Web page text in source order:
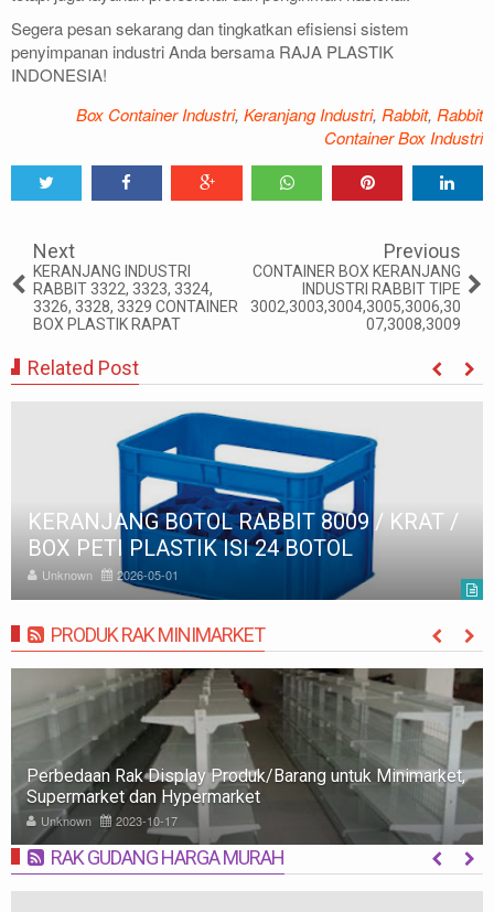
Segera pesan sekarang dan tingkatkan efisiensi sistem
penyimpanan industri Anda bersama RAJA PLASTIK
INDONESIA!
Box Container Industri, Keranjang Industri, Rabbit, Rabbit
Container Box Industri
Next
KERANJANG INDUSTRI
RABBIT 3322, 3323, 3324,
3326, 3328, 3329 CONTAINER
BOX PLASTIK RAPAT
Previous
CONTAINER BOX KERANJANG
INDUSTRI RABBIT TIPE
3002,3003,3004,3005,3006,30
07,3008,3009
Related Post
KERANJANG BOTOL RABBIT 8011 / KRAT /
BOX PETI PLASTIK ISI 24 BOTOL
Unknown 2026-05-01
PRODUK RAK MINIMARKET MORE
Rak Minimarket: Pengertian, Jenis, Fungsi, dan Tips
Memilih
Unknown 2023-10-09
RAK GUDANG HARGA MURAH MORE